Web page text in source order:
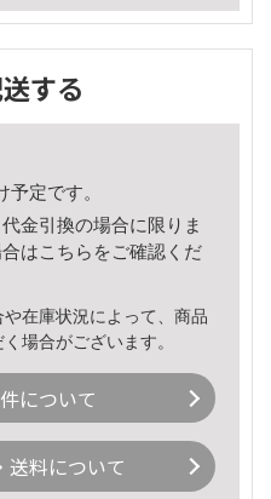
する
予定です。
金引換の場合に限りま
はこちら をご確認くだ
在庫状況によって、商品
場合がございます。
について
送料について